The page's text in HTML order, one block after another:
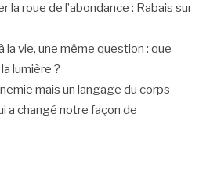
la roue de l’abondance : Rabais sur
la vie, une même question : que
lumière ?
mais un langage du corps
a changé notre façon de